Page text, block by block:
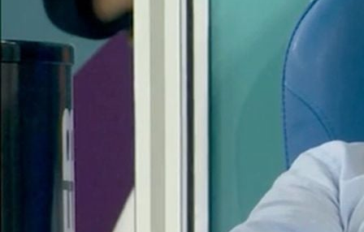
BH. KADETI
13:01, 11.05.2021
Spisak kadetskih reprezentativaca za
prijateljske mečeve sa Albanijom
13:01, 11.05.2021